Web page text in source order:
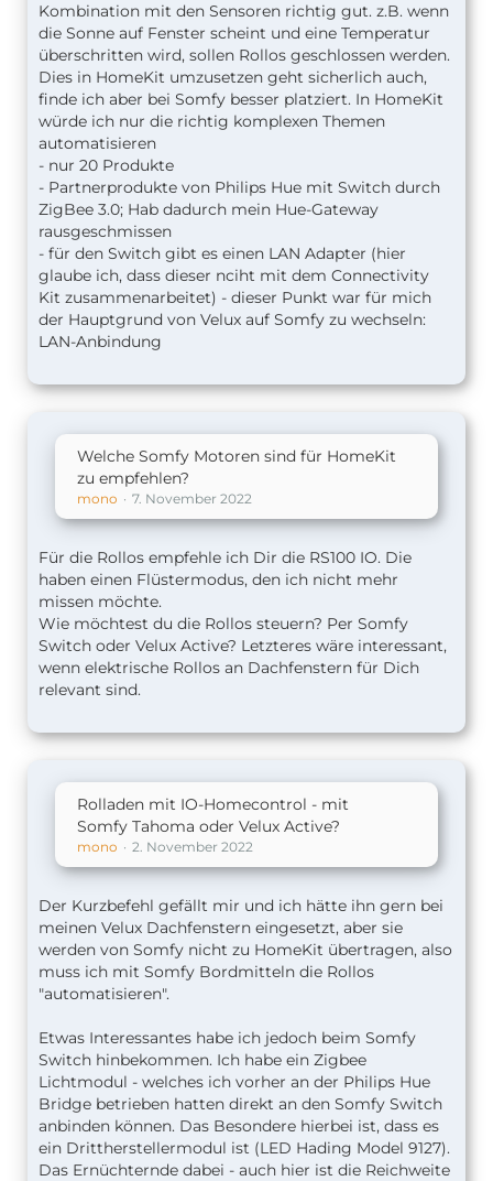
Kombination mit den Sensoren richtig gut. z.B. wenn
die Sonne auf Fenster scheint und eine Temperatur
überschritten wird, sollen Rollos geschlossen werden.
Dies in HomeKit umzusetzen geht sicherlich auch,
finde ich aber bei Somfy besser platziert. In HomeKit
würde ich nur die richtig komplexen Themen
automatisieren
- nur 20 Produkte
- Partnerprodukte von Philips Hue mit Switch durch
ZigBee 3.0; Hab dadurch mein Hue-Gateway
rausgeschmissen
- für den Switch gibt es einen LAN Adapter (hier
glaube ich, dass dieser nciht mit dem Connectivity
Kit zusammenarbeitet) - dieser Punkt war für mich
der Hauptgrund von Velux auf Somfy zu wechseln:
LAN-Anbindung
Welche Somfy Motoren sind für HomeKit
zu empfehlen?
mono 7. November 2022
Für die Rollos empfehle ich Dir die RS100 IO. Die
haben einen Flüstermodus, den ich nicht mehr
missen möchte.
Wie möchtest du die Rollos steuern? Per Somfy
Switch oder Velux Active? Letzteres wäre interessant,
wenn elektrische Rollos an Dachfenstern für Dich
relevant sind.
Rolladen mit IO-Homecontrol - mit
Somfy Tahoma oder Velux Active?
mono 2. November 2022
Der Kurzbefehl gefällt mir und ich hätte ihn gern bei
meinen Velux Dachfenstern eingesetzt, aber sie
werden von Somfy nicht zu HomeKit übertragen, also
muss ich mit Somfy Bordmitteln die Rollos
"automatisieren".
Etwas Interessantes habe ich jedoch beim Somfy
Switch hinbekommen. Ich habe ein Zigbee
Lichtmodul - welches ich vorher an der Philips Hue
Bridge betrieben hatten direkt an den Somfy Switch
anbinden können. Das Besondere hierbei ist, dass es
ein Drittherstellermodul ist (LED Hading Model 9127).
Das Ernüchternde dabei - auch hier ist die Reichweite